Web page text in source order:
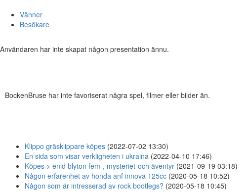
Vänner
Besökare
Användaren har inte skapat någon presentation ännu.
BockenBruse har inte favoriserat några spel, filmer eller bilder än.
Klippo gräsklippare köpes (2022-07-02 13:30)
En sida som visar verkligheten i ukraina (2022-04-10 17:46)
Köpes > enid blyton fem-, mysteriet-och äventyr (2021-09-19 03:18)
Någon erfarenhet av honda anf innova 125cc (2020-05-18 10:52)
Någon som är intresserad av rock bootlegs? (2020-05-18 10:45)